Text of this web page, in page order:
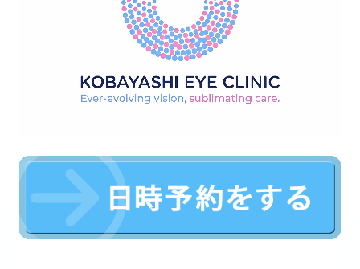
目の病気・治療
自由診療、選定療養のご案内
交通案内
スタッフ募集